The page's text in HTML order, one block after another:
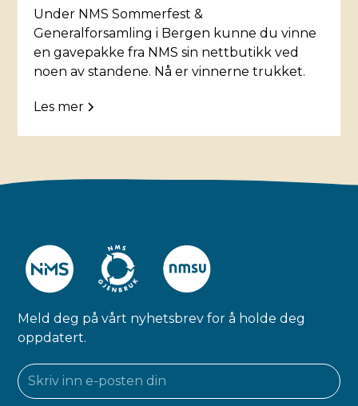
Under NMS Sommerfest &
Generalforsamling i Bergen kunne du vinne
en gavepakke fra NMS sin nettbutikk ved
noen av standene. Nå er vinnerne trukket.
Les mer
Meld deg på vårt nyhetsbrev for å holde deg
oppdatert.